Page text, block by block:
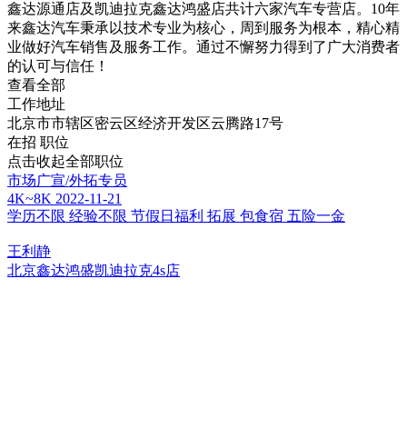
鑫达源通店及凯迪拉克鑫达鸿盛店共计六家汽车专营店。10年
来鑫达汽车秉承以技术专业为核心，周到服务为根本，精心精
业做好汽车销售及服务工作。通过不懈努力得到了广大消费者
的认可与信任！
查看全部
工作地址
北京市市辖区密云区经济开发区云腾路17号
在招 职位
点击收起全部职位
市场广宣/外拓专员
4K~8K 2022-11-21
学历不限 经验不限 节假日福利 拓展 包食宿 五险一金
王利静
北京鑫达鸿盛凯迪拉克4s店